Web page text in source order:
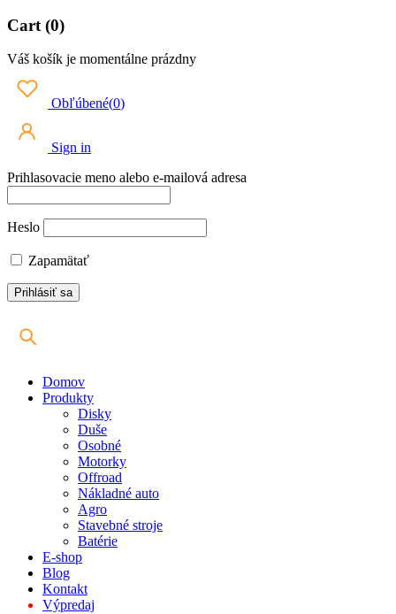
Cart (0)
Váš košík je momentálne prázdny
Obľúbené(0)
Sign in
Prihlasovacie meno alebo e-mailová adresa
Heslo
Zapamätať
Domov
Produkty
Disky
Duše
Osobné
Motorky
Offroad
Nákladné auto
Agro
Stavebné stroje
Batérie
E-shop
Blog
Kontakt
Výpredaj